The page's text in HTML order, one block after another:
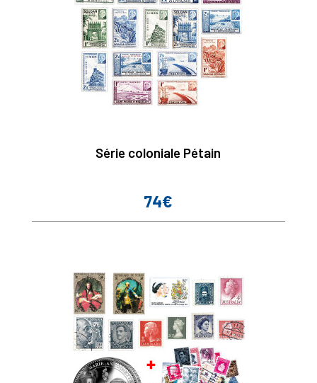
Série coloniale Pétain
Prix
74€